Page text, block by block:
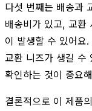
다섯 번째는 배송과
배송비가 있고, 교
이 발생할 수 있어요
교환 니즈가 생길 수
확인하는 것이 중요
결론적으로 이 제품